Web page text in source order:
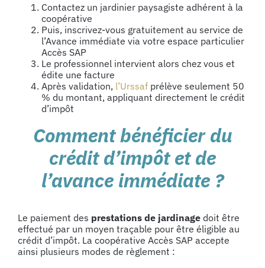
Contactez un jardinier paysagiste adhérent à la
coopérative
Puis, inscrivez-vous gratuitement au service de
l’Avance immédiate via votre espace particulier
Accès SAP
Le professionnel intervient alors chez vous et
édite une facture
Après validation, l’Urssaf prélève seulement 50
% du montant, appliquant directement le crédit
d’impôt
Comment bénéficier du
crédit d’impôt et de
l’avance immédiate ?
Le paiement des prestations de jardinage doit être
effectué par un moyen traçable pour être éligible au
crédit d’impôt. La coopérative Accès SAP accepte
ainsi plusieurs modes de règlement :